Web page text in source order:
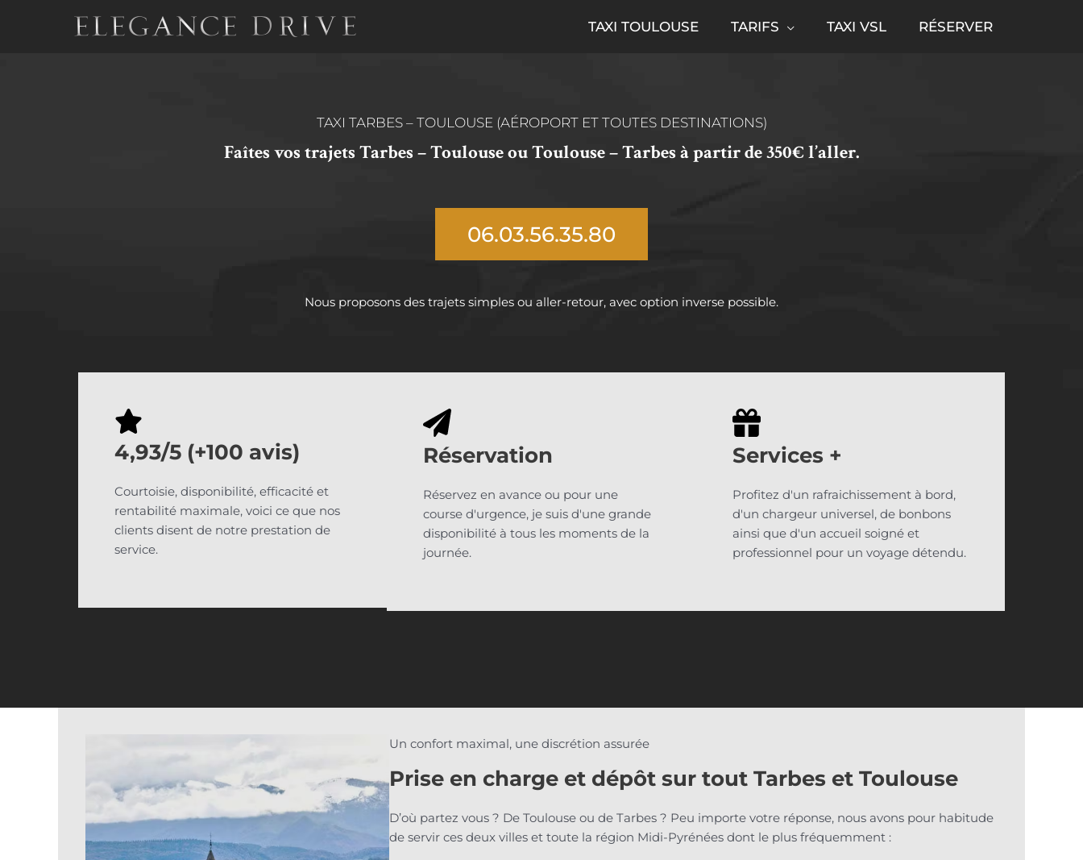
TAXI TOULOUSE TARIFS TAXI VSL RÉSERVER
TAXI TARBES – TOULOUSE (AÉROPORT ET TOUTES DESTINATIONS)
Faîtes vos trajets Tarbes – Toulouse ou Toulouse – Tarbes à partir de 350€ l’aller.
06.03.56.35.80
Nous proposons des trajets simples ou aller-retour, avec option inverse possible.
4,93/5 (+100 avis)
Courtoisie, disponibilité, efficacité et
rentabilité maximale, voici ce que nos
clients disent de notre prestation de
service.
Réservation
Réservez en avance ou pour une
course d'urgence, je suis d'une grande
disponibilité à tous les moments de la
journée.
Services +
Profitez d'un rafraichissement à bord,
d'un chargeur universel, de bonbons
ainsi que d'un accueil soigné et
professionnel pour un voyage détendu.
Un confort maximal, une discrétion assurée
Prise en charge et dépôt sur tout Tarbes et Toulouse
D’où partez vous ? De Toulouse ou de Tarbes ? Peu importe votre réponse, nous avons pour habitude
de servir ces deux villes et toute la région Midi-Pyrénées dont le plus fréquemment :